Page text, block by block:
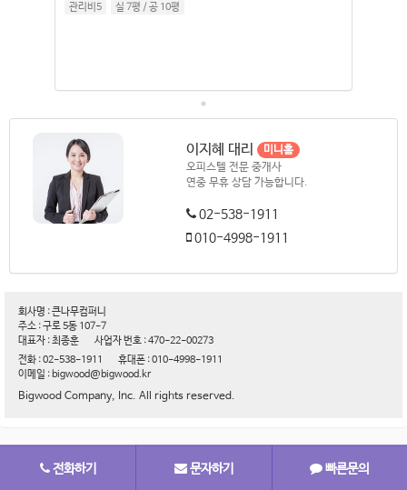
관리비5 실 7평 / 공 10평
이지혜 대리 미니홈
오피스텔 전문 중개사
연중 무휴 상담 가능합니다.
02-538-1911
010-4998-1911
회사명 : 큰나무컴퍼니
주소 : 구로 5동 107-7
대표자 : 최종훈
사업자 번호 : 470-22-00273
전화 : 02-538-1911
휴대폰 : 010-4998-1911
이메일 : bigwood@bigwood.kr
Bigwood Company, Inc. All rights reserved.
전화하기 문자하기 빠른문의